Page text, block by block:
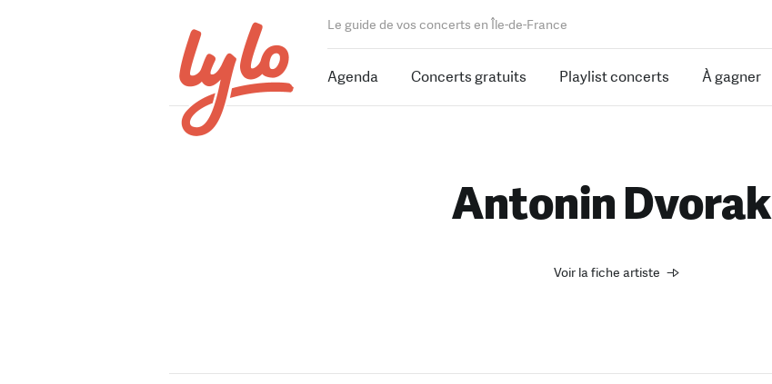
Le guide de vos concerts en Île-de-France
Agenda Concerts gratuits Playlist concerts À gagner
Antonin Dvorak
Voir la fiche artiste